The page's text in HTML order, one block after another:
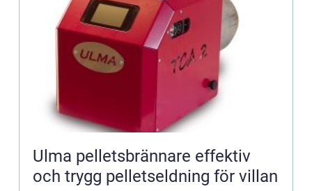
Ulma pelletsbrännare effektiv
och trygg pelletseldning för villan